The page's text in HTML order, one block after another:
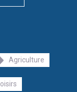
Agriculture